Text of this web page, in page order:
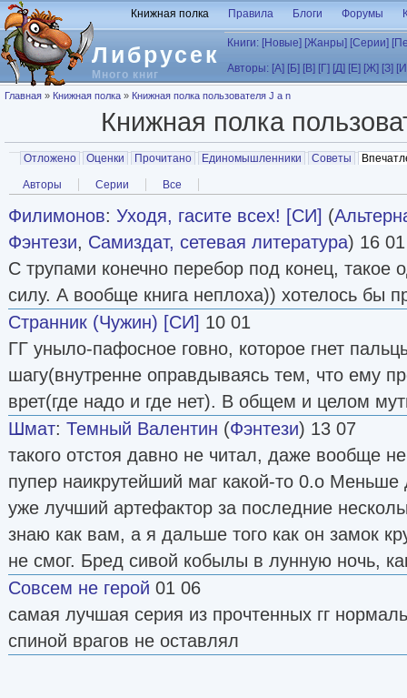
Перейти к основному содержанию
Либрусек
Много книг
Книжная полка Правила Блоги Форумы
Книги: [Новые] [Жанры] [Серии]
Авторы: [А] [Б] [В] [Г] [Д] [Е] [Ж] [З]
Вы здесь
Главная » Книжная полка » Книжная полка пользователя J a n
Книжная полка
Главные вкладки
Отложено Оценки Прочитано Единомышленники Советы
Вторичные вкладки
Авторы Серии Все
Филимонов: Уходя, гасите всех! [СИ] (
Фэнтези, Самиздат, сетевая литература) 16 01
С трупами конечно перебор под конец, такое
силу. А вообще книга неплоха)) хотелось бы
Странник (Чужин) [СИ] 10 01
ГГ уныло-пафосное говно, которое гнет
шагу(внутренне оправдываясь тем, что ему
врет(где надо и где нет). В общем и целом
Шмат: Темный Валентин (Фэнтези) 13 07
такого отстоя давно не читал, даже вообще
пупер наикрутейший маг какой-то 0.о Меньше
уже лучший артефактор за последние
знаю как вам, а я дальше того как он замок
не смог. Бред сивой кобылы в лунную ночь,
Совсем не герой 01 06
самая лучшая серия из прочтенных гг
спиной врагов не оставлял